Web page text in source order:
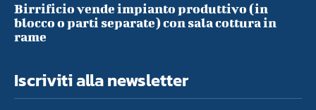
Birrificio vende impianto produttivo (in
blocco o parti separate) con sala cottura in
rame
Iscriviti alla newsletter